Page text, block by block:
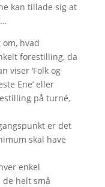
kan tillade sig at
hvad
forestilling, da
viser ‘Folk og
Ene’ eller
på turné,
er det
skal have
enkel
helt små